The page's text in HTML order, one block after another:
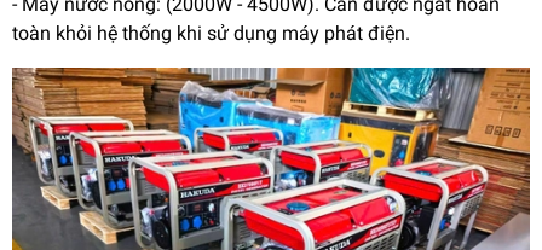
toàn khỏi hệ thống khi sử dụng máy phát điện.